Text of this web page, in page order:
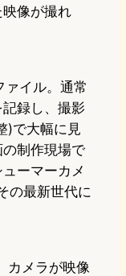
像が撮れ
ァイル。通常
録し、撮影
)で大幅に見
制作現場で
ーマーカメ
の最新世代に
カメラが映像